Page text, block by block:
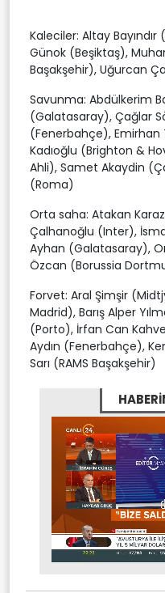
Kaleciler: Altay
Günok (Beşiktaş),
Başakşehir), Uğurcan
Savunma: Abdülkerim
(Galatasaray), Çağlar
(Fenerbahçe), Emirhan
Kadıoğlu (Brighton &
Ahli), Samet Akaydin
(Roma)
Orta saha: Atakan
Çalhanoğlu (Inter),
Ayhan (Galatasaray),
Özcan (Borussia
Forvet: Aral Şimşir
Madrid), Barış Alper
(Porto), İrfan Can
Aydın (Fenerbahçe),
Sarı (RAMS Başakşehir)
Mute Stream